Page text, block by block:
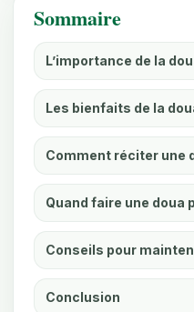
Sommaire
L’importance de la
Les bienfaits de la
Comment réciter une
Quand faire une doua
Conseils pour
Conclusion